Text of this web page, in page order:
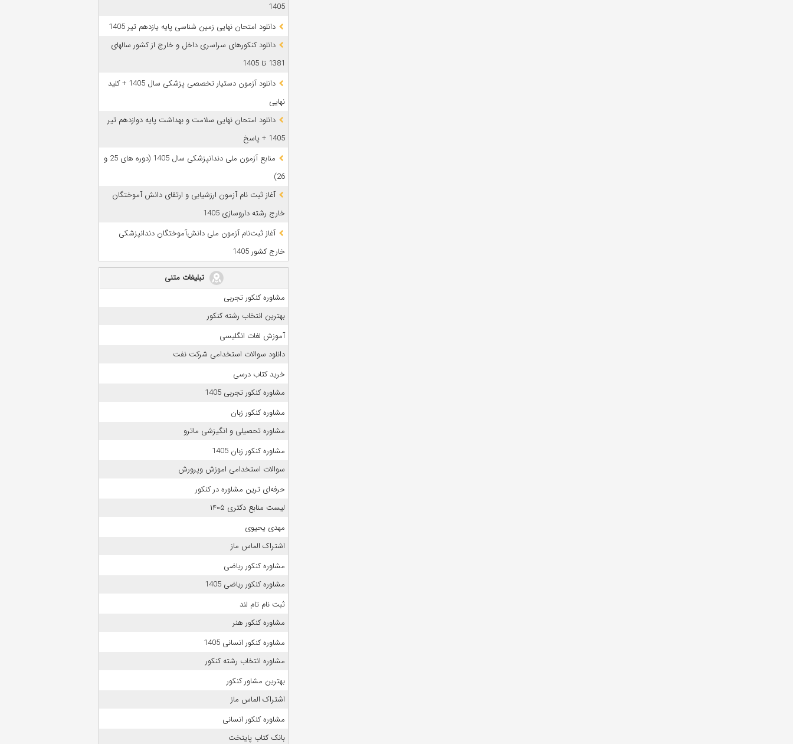
1405
دانلود امتحان نهایی زمین شناسی پایه یازدهم تیر 1405
دانلود کنکورهای سراسری داخل و خارج از کشور سالهای
1381 تا 1405
دانلود آزمون دستیار تخصصی پزشکی سال 1405 + کلید
نهایی
دانلود امتحان نهایی سلامت و بهداشت پایه دوازدهم تیر
1405 + پاسخ
ﻣﻨﺎﺑﻊ آزﻣﻮن ﻣﻠﯽ دندانپزشکی سال 1405 (دوره های 25 و
26)
آغاز ثبت نام آزمون‌ ارزشیابی و ارتقای دانش آموختگان
خارج رشته داروسازی 1405
آغاز ثبت‌نام آزمون ملی دانش‌آموختگان دندانپزشکی
خارج کشور 1405
تبلیغات متنی
مشاوره کنکور تجربی
بهترین انتخاب رشته کنکور
آموزش لغات انگلیسی
دانلود سوالات استخدامی شرکت نفت
خرید کتاب درسی
مشاوره کنکور تجربی 1405
مشاوره کنکور زبان
مشاوره تحصیلی و انگیزشی ماترو
مشاوره کنکور زبان 1405
سوالات استخدامی اموزش وپرورش
حرفه‌ای ترین مشاوره در کنکور
لیست منابع دکتری ۱۴۰۵
مهدی یحیوی
اشتراک الماس ماز
مشاوره کنکور ریاضی
مشاوره کنکور ریاضی 1405
ثبت نام تام لند
مشاوره کنکور هنر
مشاوره کنکور انسانی 1405
مشاوره انتخاب رشته کنکور
بهترین مشاور کنکور
اشتراک الماس ماز
مشاوره کنکور انسانی
بانک کتاب پایتخت